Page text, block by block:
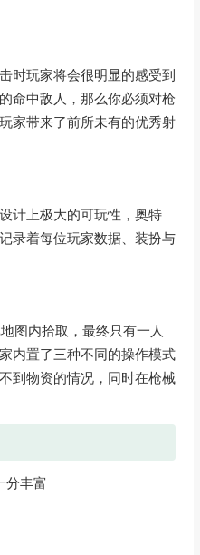
时玩家将会很明显的感受到
命中敌人，那么你必须对枪
家带来了前所未有的优秀射
计上极大的可玩性，奥特
录着每位玩家数据、装扮与
图内拾取，最终只有一人
内置了三种不同的操作模式
到物资的情况，同时在枪械
分丰富